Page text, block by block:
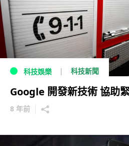
科技娛樂 科技新聞
Google 開發新技術 協助
8 年前